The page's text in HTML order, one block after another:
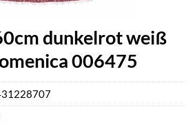
dunkelrot weiß
006475